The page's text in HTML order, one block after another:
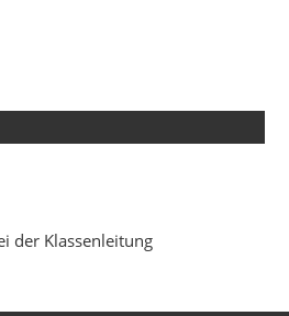
der Klassenleitung